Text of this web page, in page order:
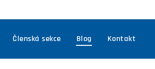
Členská sekce Blog Kontakt